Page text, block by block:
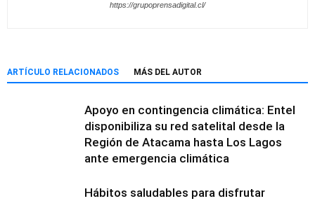
https://grupoprensadigital.cl/
ARTÍCULO RELACIONADOS MÁS DEL AUTOR
Apoyo en contingencia climática: Entel
disponibiliza su red satelital desde la
Región de Atacama hasta Los Lagos
ante emergencia climática
Hábitos saludables para disfrutar